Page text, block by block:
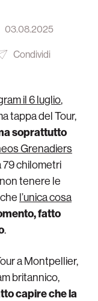
03.08.2025
Condividi
il 6 luglio,
tappa del Tour,
soprattutto
Grenadiers
79 chilometri
tenere le
l’unica cosa
fatto
.
a Montpellier,
britannico,
capire che la